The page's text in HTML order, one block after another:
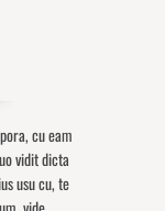
cu eam
vidit dicta
usu cu, te